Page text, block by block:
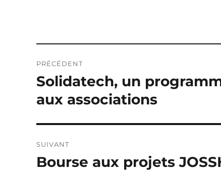
de
l’article
PRÉCÉDENT
Publication
Solidatech, un
aux associations
SUIVANT
Publication
Bourse aux projets